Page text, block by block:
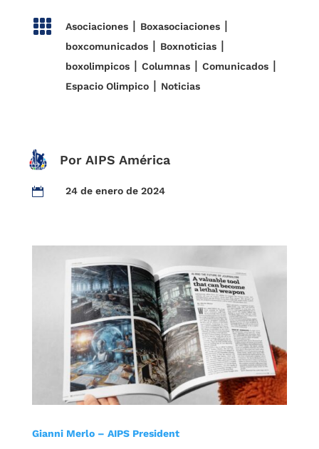
 Asociaciones| Boxasociaciones|
boxcomunicados| Boxnoticias|
boxolimpicos| Columnas| Comunicados|
Espacio Olimpico| Noticias
Por AIPS América
 24 de enero de 2024
Gianni Merlo – AIPS President